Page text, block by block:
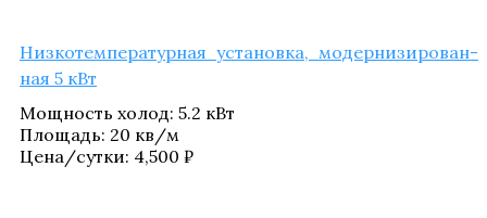
Низ­ко­тем­пе­ра­тур­ная уста­нов­ка, модер­ни­зи­ро­ван­
ная 5 кВт
Мощ­ность холод: 5.2 кВт
Пло­щадь: 20 кв/​м
Цена/​сутки: 4,500 ₽